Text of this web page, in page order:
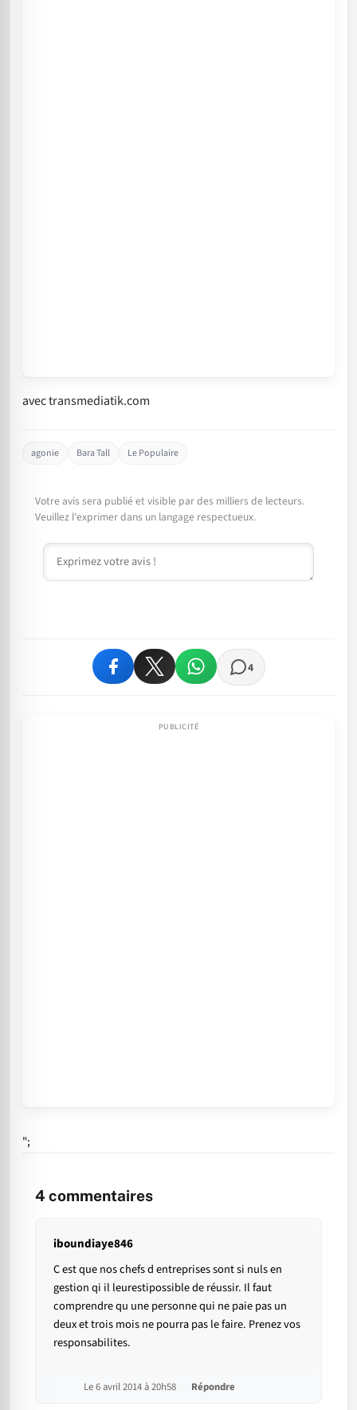
avec transmediatik.com
agonie Bara Tall Le Populaire
Votre avis sera publié et visible par des milliers de lecteurs.
Veuillez l'exprimer dans un langage respectueux.
Commentaire
4
";
4 commentaires
iboundiaye846
C est que nos chefs d entreprises sont si nuls en
gestion qi il leurestipossible de réussir. Il faut
comprendre qu une personne qui ne paie pas un
deux et trois mois ne pourra pas le faire. Prenez vos
responsabilites.
Le 6 avril 2014 à 20h58 Répondre